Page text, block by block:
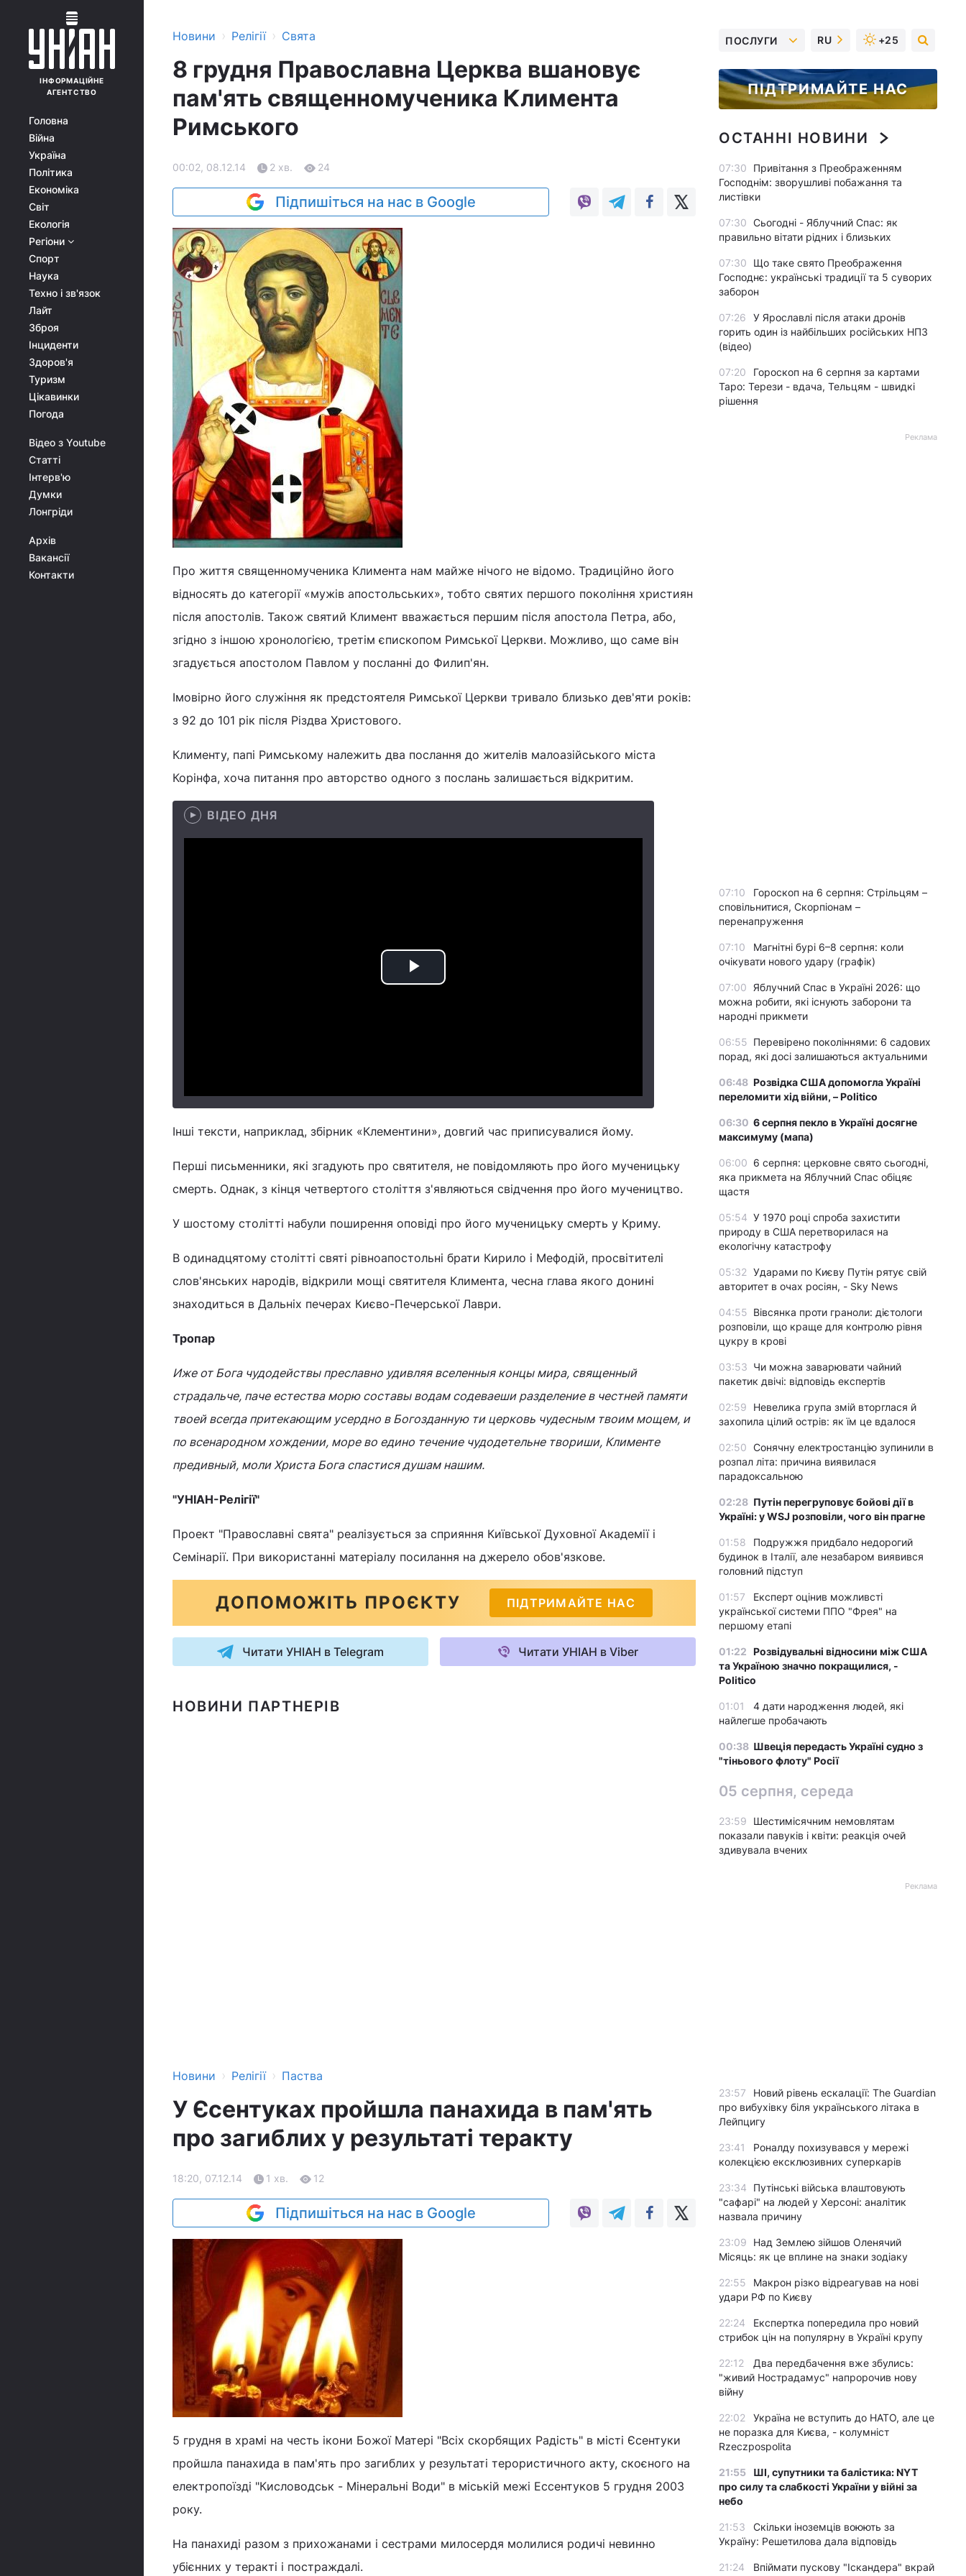
ІНФОРМАЦІЙНЕ
АГЕНТСТВО
Головна
Війна
Україна
Політика
Економіка
Світ
Екологія
Регіони
Спорт
Наука
Техно і зв'язок
Лайт
Зброя
Інциденти
Здоров'я
Туризм
Цікавинки
Погода
Відео з Youtube
Статті
Інтерв'ю
Думки
Лонгріди
Архів
Вакансії
Контакти
Новини › Релігії › Свята
8 грудня Православна Церква вшановує
пам'ять священномученика Климента
Римського
00:02, 08.12.14 2 хв. 24
Підпишіться на нас в Google
Про життя священномученика Климента нам майже нічого не відомо. Традиційно його
відносять до категорії «мужів апостольських», тобто святих першого покоління християн
після апостолів. Також святий Климент вважається першим після апостола Петра, або,
згідно з іншою хронологією, третім єпископом Римської Церкви. Можливо, що саме він
згадується апостолом Павлом у посланні до Филип'ян.
Імовірно його служіння як предстоятеля Римської Церкви тривало близько дев'яти років:
з 92 до 101 рік після Різдва Христового.
Клименту, папі Римському належить два послання до жителів малоазійського міста
Корінфа, хоча питання про авторство одного з послань залишається відкритим.
ВІДЕО ДНЯ
Play
Інші тексти, наприклад, збірник «Клементини», довгий час приписувалися йому.
Перші письменники, які згадують про святителя, не повідомляють про його мученицьку
смерть. Однак, з кінця четвертого століття з'являються свідчення про його мучеництво.
У шостому столітті набули поширення оповіді про його мученицьку смерть у Криму.
В одинадцятому столітті святі рівноапостольні брати Кирило і Мефодій, просвітителі
слов'янських народів, відкрили мощі святителя Климента, чесна глава якого донині
знаходиться в Дальніх печерах Києво-Печерської Лаври.
Тропар
Иже от Бога чудодействы преславно удивляя вселенныя концы мира, священный
страдальче, паче естества морю составы водам содеваеши разделение в честней памяти
твоей всегда притекающим усердно в Богозданную ти церковь чудесным твоим мощем, и
по всенародном хождении, море во едино течение чудодетельне твориши, Клименте
предивный, моли Христа Бога спастися душам нашим.
"УНІАН-Релігії"
Проект "Православні свята" реалізується за сприяння Київської Духовної Академії і
Семінарії. При використанні матеріалу посилання на джерело обов'язкове.
ДОПОМОЖІТЬ ПРОЄКТУ ПІДТРИМАЙТЕ НАС
Читати УНІАН в Telegram Читати УНІАН в Viber
НОВИНИ ПАРТНЕРІВ
Новини › Релігії › Паства
У Єсентуках пройшла панахида в пам'ять
про загиблих у результаті теракту
18:20, 07.12.14 1 хв. 12
Підпишіться на нас в Google
5 грудня в храмі на честь ікони Божої Матері "Всіх скорбящих Радість" в місті Єсентуки
пройшла панахида в пам'ять про загиблих у результаті терористичного акту, скоєного на
електропоїзді "Кисловодськ - Мінеральні Води" в міській межі Ессентуков 5 грудня 2003
року.
На панахиді разом з прихожанами і сестрами милосердя молилися родичі невинно
убієнних у теракті і постраждалі.
ПОСЛУГИ RU +25
ПІДТРИМАЙТЕ НАС
ОСТАННІ НОВИНИ
07:30
Привітання з Преображенням
Господнім: зворушливі побажання та
листівки
07:30 Сьогодні - Яблучний Спас: як
правильно вітати рідних і близьких
07:30
Що таке свято Преображення
Господнє: українські традиції та 5 суворих
заборон
07:26
У Ярославлі після атаки дронів
горить один із найбільших російських НПЗ
(відео)
07:20
Гороскоп на 6 серпня за картами
Таро: Терези - вдача, Тельцям - швидкі
рішення
Реклама
07:10
Гороскоп на 6 серпня: Стрільцям –
сповільнитися, Скорпіонам –
перенапруження
07:10
Магнітні бурі 6–8 серпня: коли
очікувати нового удару (графік)
07:00 Яблучний Спас в Україні 2026: що
можна робити, які існують заборони та
народні прикмети
06:55 Перевірено поколіннями: 6 садових
порад, які досі залишаються актуальними
06:48 Розвідка США допомогла Україні
переломити хід війни, – Politico
06:30 6 серпня пекло в Україні досягне
максимуму (мапа)
06:00 6 серпня: церковне свято сьогодні,
яка прикмета на Яблучний Спас обіцяє
щастя
05:54 У 1970 році спроба захистити
природу в США перетворилася на
екологічну катастрофу
05:32 Ударами по Києву Путін рятує свій
авторитет в очах росіян, - Sky News
04:55 Вівсянка проти граноли: дієтологи
розповіли, що краще для контролю рівня
цукру в крові
03:53 Чи можна заварювати чайний
пакетик двічі: відповідь експертів
02:59
Невелика група змій вторглася й
захопила цілий острів: як їм це вдалося
02:50 Сонячну електростанцію зупинили в
розпал літа: причина виявилася
парадоксальною
02:28 Путін перегруповує бойові дії в
Україні: у WSJ розповіли, чого він прагне
01:58
Подружжя придбало недорогий
будинок в Італії, але незабаром виявився
головний підступ
01:57
Експерт оцінив можливсті
української системи ППО "Фрея" на
першому етапі
01:22 Розвідувальні відносини між США
та Україною значно покращилися, -
Politico
01:01
4 дати народження людей, які
найлегше пробачають
00:38 Швеція передасть Україні судно з
"тіньового флоту" Росії
05 серпня, середа
23:59
Шестимісячним немовлятам
показали павуків і квіти: реакція очей
здивувала вчених
Реклама
23:57
Новий рівень ескалації: The Guardian
про вибухівку біля українського літака в
Лейпцигу
23:41
Роналду похизувався у мережі
колекцією ексклюзивних суперкарів
23:34
Путінські війська влаштовують
"сафарі" на людей у Херсоні: аналітик
назвала причину
23:09
Над Землею зійшов Оленячий
Місяць: як це вплине на знаки зодіаку
22:55
Макрон різко відреагував на нові
удари РФ по Києву
22:24
Експертка попередила про новий
стрибок цін на популярну в Україні крупу
22:12
Два передбачення вже збулись:
"живий Нострадамус" напророчив нову
війну
22:02
Україна не вступить до НАТО, але це
не поразка для Києва, - колумніст
Rzeczpospolita
21:55
ШІ, супутники та балістика: NYT
про силу та слабкості України у війні за
небо
21:53
Скільки іноземців воюють за
Україну: Решетилова дала відповідь
21:24
Впіймати пускову "Іскандера" вкрай